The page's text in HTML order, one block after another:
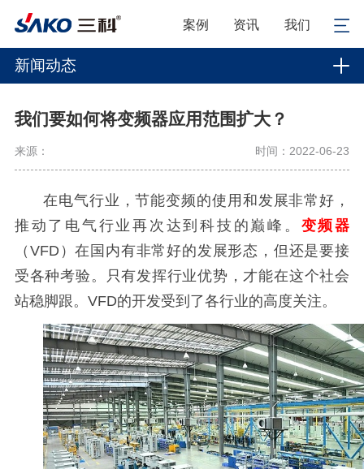
案例 资讯 我们
新闻动态
我们要如何将变频器应用范围扩大？
来源： 时间：2022-06-23
在电气行业，节能变频的使用和发展非常好，
推动了电气行业再次达到科技的巅峰。 变频器
（VFD）在国内有非常好的发展形态，但还是要接
受各种考验。只有发挥行业优势，才能在这个社会
站稳脚跟。VFD的开发受到了各行业的高度关注。